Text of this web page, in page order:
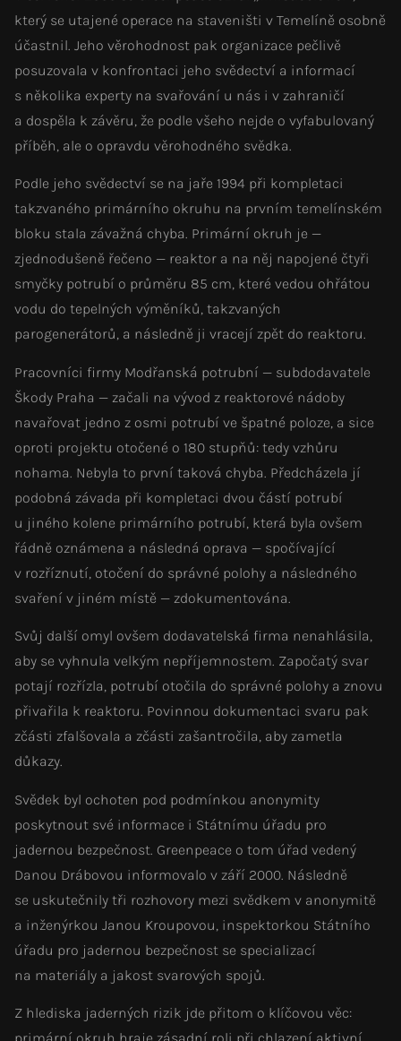
který se utajené operace na staveništi v Temelíně osobně
účastnil. Jeho věrohodnost pak organizace pečlivě
posuzovala v konfrontaci jeho svědectví a informací
s několika experty na svařování u nás i v zahraničí
a dospěla k závěru, že podle všeho nejde o vyfabulovaný
příběh, ale o opravdu věrohodného svědka.
Podle jeho svědectví se na jaře 1994 při kompletaci
takzvaného primárního okruhu na prvním temelínském
bloku stala závažná chyba. Primární okruh je —
zjednodušeně řečeno — reaktor a na něj napojené čtyři
smyčky potrubí o průměru 85 cm, které vedou ohřátou
vodu do tepelných výměníků, takzvaných
parogenerátorů, a následně ji vracejí zpět do reaktoru.
Pracovníci firmy Modřanská potrubní — subdodavatele
Škody Praha — začali na vývod z reaktorové nádoby
navařovat jedno z osmi potrubí ve špatné poloze, a sice
oproti projektu otočené o 180 stupňů: tedy vzhůru
nohama. Nebyla to první taková chyba. Předcházela jí
podobná závada při kompletaci dvou částí potrubí
u jiného kolene primárního potrubí, která byla ovšem
řádně oznámena a následná oprava — spočívající
v rozříznutí, otočení do správné polohy a následného
svaření v jiném místě — zdokumentována.
Svůj další omyl ovšem dodavatelská firma nenahlásila,
aby se vyhnula velkým nepříjemnostem. Započatý svar
potají rozřízla, potrubí otočila do správné polohy a znovu
přivařila k reaktoru. Povinnou dokumentaci svaru pak
zčásti zfalšovala a zčásti zašantročila, aby zametla
důkazy.
Svědek byl ochoten pod podmínkou anonymity
poskytnout své informace i Státnímu úřadu pro
jadernou bezpečnost. Greenpeace o tom úřad vedený
Danou Drábovou informovalo v září 2000. Následně
se uskutečnily tři rozhovory mezi svědkem v anonymitě
a inženýrkou Janou Kroupovou, inspektorkou Státního
úřadu pro jadernou bezpečnost se specializací
na materiály a jakost svarových spojů.
Z hlediska jaderných rizik jde přitom o klíčovou věc: